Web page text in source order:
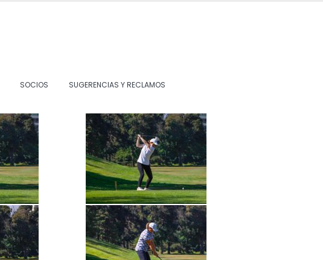
SOCIOS SUGERENCIAS Y RECLAMOS